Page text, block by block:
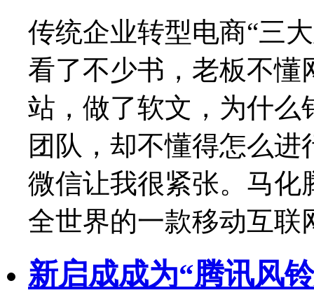
传统企业转型电商“三
看了不少书，老板不懂
站，做了软文，为什么
团队，却不懂得怎么
微信让我很紧张。马化
全世界的一款移动互联
新启成成为“腾讯风